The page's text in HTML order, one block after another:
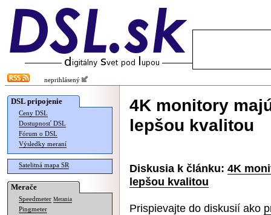
neprihlásený
DSL pripojenie
Ceny DSL
Dostupnosť DSL
Fórum o DSL
Výsledky meraní
Satelitná mapa SR
Merače
Speedmeter Merania
Pingmeter
4K monitory
lepšou kvalitou
Diskusia k článku: 4K
lepšou kvalitou
Prispievajte do diskusií ako